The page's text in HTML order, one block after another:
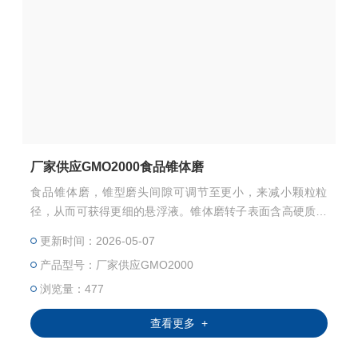
厂家供应GMO2000食品锥体磨
食品锥体磨，锥型磨头间隙可调节至更小，来减小颗粒粒
径，从而可获得更细的悬浮液。锥体磨转子表面含高硬质材
强剪切区域内亦可受到保护，防止被磨损或腐蚀。根据物料
粘度情况的不同，可以灵活调节间隙，保证处理效果的均
一。
更新时间：2026-05-07
产品型号：厂家供应GMO2000
浏览量：477
查看更多 +